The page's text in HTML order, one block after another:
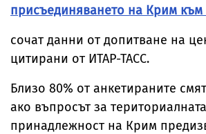
присъединяването на Крим
сочат данни от допитване на
цитирани от ИТАР-ТАСС.
Близо 80% от анкетираните
ако въпросът за териториалната
принадлежност на Крим